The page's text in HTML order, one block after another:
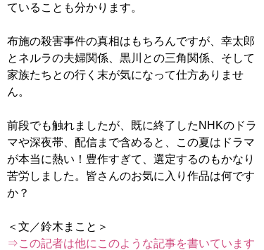
ていることも分かります。
布施の殺害事件の真相はもちろんですが、幸太郎
とネルラの夫婦関係、黒川との三角関係、そして
家族たちとの行く末が気になって仕方ありませ
ん。
前段でも触れましたが、既に終了したNHKのドラ
マや深夜帯、配信まで含めると、この夏はドラマ
が本当に熱い！豊作すぎて、選定するのもかなり
苦労しました。皆さんのお気に入り作品は何です
か？
⇒この記者は他にこのような記事を書いています